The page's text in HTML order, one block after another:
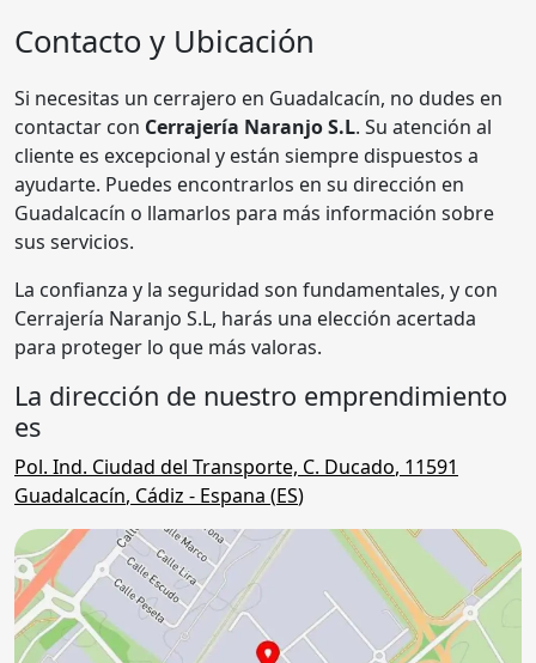
Contacto y Ubicación
Si necesitas un cerrajero en Guadalcacín, no dudes en
contactar con Cerrajería Naranjo S.L. Su atención al
cliente es excepcional y están siempre dispuestos a
ayudarte. Puedes encontrarlos en su dirección en
Guadalcacín o llamarlos para más información sobre
sus servicios.
La confianza y la seguridad son fundamentales, y con
Cerrajería Naranjo S.L, harás una elección acertada
para proteger lo que más valoras.
La dirección de nuestro emprendimiento
es
Pol. Ind. Ciudad del Transporte, C. Ducado, 11591
Guadalcacín, Cádiz - Espana (ES)